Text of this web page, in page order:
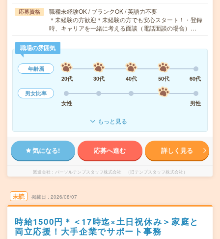
応募資格
職種未経験OK / ブランクOK / 英語力不要
＊未経験の方歓迎＊未経験の方でも安心スタート！・登録
時、キャリアを一緒に考える面談（電話面談の場合）…
職場の雰囲気
年齢層
20代
30代 40代 50代
60代
男女比率
女性
男性
もっと見る
気になる! 応募へ進む 詳しく見る
派遣会社 パーソルテンプスタッフ株式会社 （旧テンプスタッフ株式会社）
未読 掲載日 2026/08/07
時給1500円＊＜17時迄×土日祝休み＞家庭と
両立応援！大手企業でサポート事務